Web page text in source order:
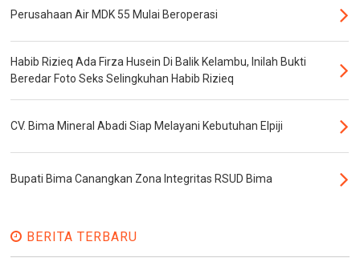
Perusahaan Air MDK 55 Mulai Beroperasi
Habib Rizieq Ada Firza Husein Di Balik Kelambu, Inilah Bukti
Beredar Foto Seks Selingkuhan Habib Rizieq
CV. Bima Mineral Abadi Siap Melayani Kebutuhan Elpiji
Bupati Bima Canangkan Zona Integritas RSUD Bima
BERITA TERBARU